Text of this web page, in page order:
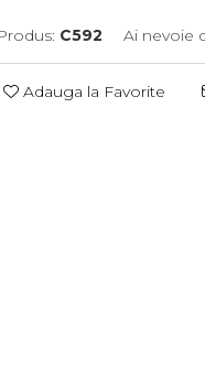
C592 Ai nevoie
Adauga la Favorite